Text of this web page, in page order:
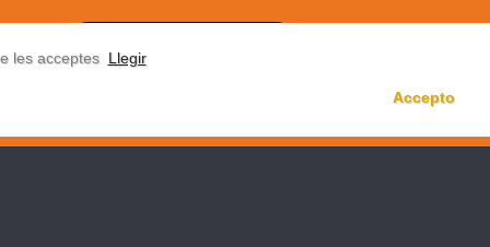
les acceptes Llegir
Accepto